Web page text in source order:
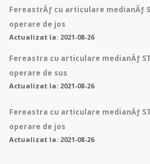
FereastrÄƒ cu articulare medianÄƒ
operare de jos
Actualizat la: 2021-08-26
Fereastra cu articulare medianÄƒ
operare de sus
Actualizat la: 2021-08-26
Fereastra cu articulare medianÄƒ
operare de jos
Actualizat la: 2021-08-26